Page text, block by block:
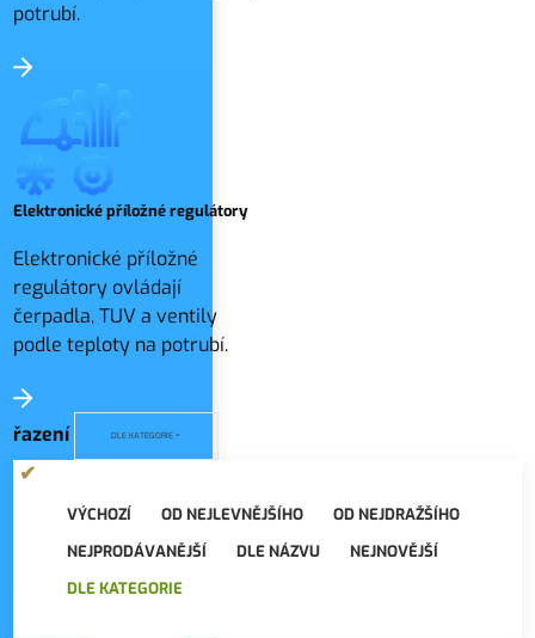
potrubí.
Elektronické příložné regulátory
Elektronické příložné
regulátory ovládají
čerpadla, TUV a ventily
podle teploty na potrubí.
řazení DLE KATEGORIE
VÝCHOZÍ OD NEJLEVNĚJŠÍHO
OD NEJDRAŽŠÍHO
NEJPRODÁVANĚJŠÍ
DLE NÁZVU
NEJNOVĚJŠÍ
DLE KATEGORIE